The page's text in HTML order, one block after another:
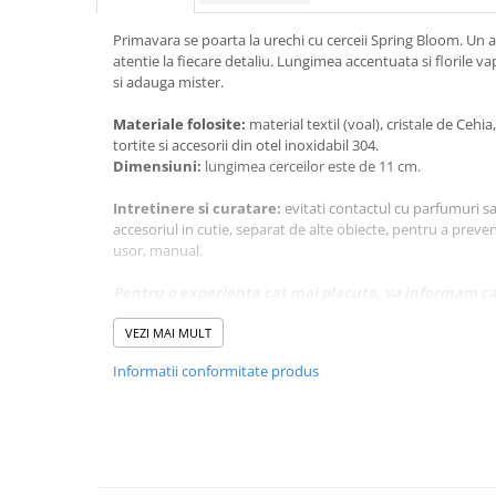
Primavara se poarta la urechi cu cerceii Spring Bloom. Un
atentie la fiecare detaliu. Lungimea accentuata si florile
si adauga mister.
Materiale folosite: material textil (voal), cristale de
tortite si accesorii din otel inoxidabil 304.
Dimensiuni: lungimea cerceilor este de 11 cm.
Intretinere si curatare: evitati contactul cu parfumuri
accesoriul in cutie, separat de alte obiecte, pentru a
usor, manual.
accesoriul este lucrat manual, de aceea asupra
minore;
culorile produselor pot parea usor diferite fata de
VEZI MAI MULT
Informatii conformitate produs